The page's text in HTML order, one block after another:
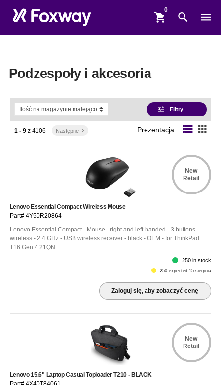
shopping_cart search menu
Podzespoły i akcesoria
tune Filtry
1 - 9z 4106 Następne keyboard_arrow_right Prezentacja storage apps
New
Retail
Lenovo Essential Compact Wireless Mouse
Part# 4Y50R20864
Lenovo Essential Compact - Mouse - right and left-handed - 3 buttons -
wireless - 2.4 GHz - USB wireless receiver - black - OEM - for ThinkPad
T16 Gen 4 21QN
250 in stock
250 expected 15 sierpnia
Zaloguj się, aby zobaczyć cenę
New
Retail
Lenovo 15.6" Laptop Casual Toploader T210 - BLACK
Part# 4X40T84061